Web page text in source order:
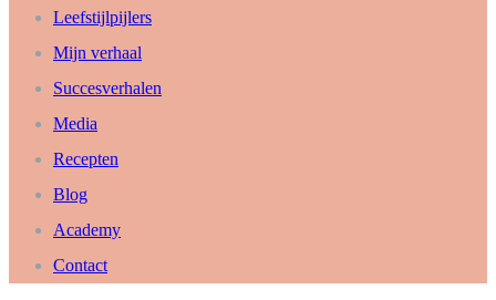
Leefstijlpijlers
Mijn verhaal
Succesverhalen
Media
Recepten
Blog
Academy
Contact